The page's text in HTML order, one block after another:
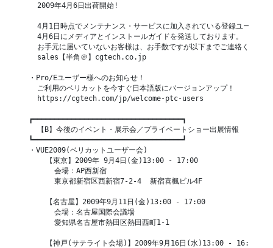
   2009年4月6日出荷開始!
4月1日時点でメンテナンス・サービスに加入されている登録ユーザー
   4月6日にメディアとインストールガイドを発送しております。
お手元に届いていないお客様は、お手数ですが以下までご連絡ください
   sales【半角＠】cgtech.co.jp
・Pro/Eユーザー様へのお知らせ！
   ご利用のベリカットを今すぐ日本語版にバージョンアップ！
   https://cgtech.com/jp/welcome-ptc-users
┏━━━━━━━━━━━━━━━━━━━━━━━━━━━━━━━━━━━┓
   【B】今後のイベント・展示会／プライベートショー出展情報
┗━━━━━━━━━━━━━━━━━━━━━━━━━━━━━━━━━━━┛
・VUE2009(ベリカットユーザー会)
     【東京】2009年 9月4日(金)13:00 - 17:00
       会場：AP西新宿
       東京都新宿区西新宿7-2-4  新宿喜楓ビル4F
     【名古屋】2009年9月11日(金)13:00 - 17:00
       会場：名古屋国際会議場
       愛知県名古屋市熱田区熱田西町1-1
【神戸(サテライト会場)】2009年9月16日(水)13:00 - 16:30